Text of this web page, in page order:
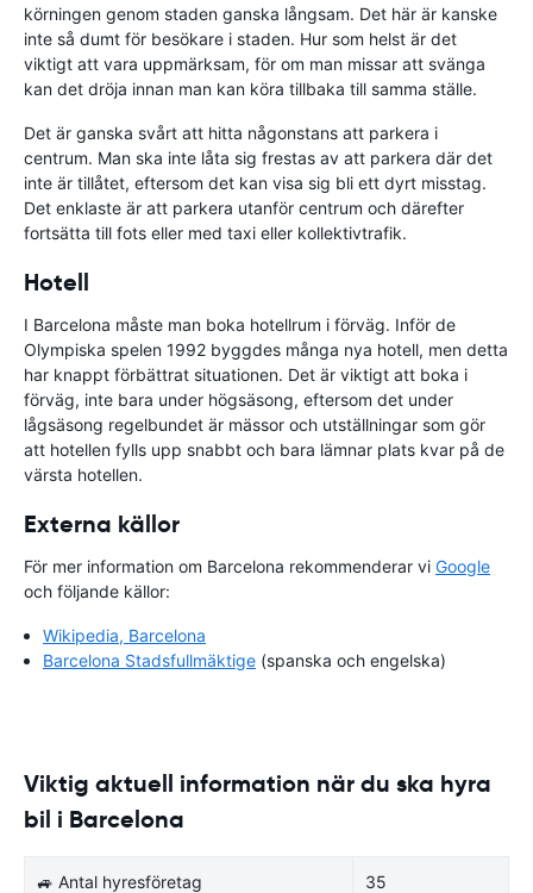
körningen genom staden ganska långsam. Det här är kanske
inte så dumt för besökare i staden. Hur som helst är det
viktigt att vara uppmärksam, för om man missar att svänga
kan det dröja innan man kan köra tillbaka till samma ställe.
Det är ganska svårt att hitta någonstans att parkera i
centrum. Man ska inte låta sig frestas av att parkera där det
inte är tillåtet, eftersom det kan visa sig bli ett dyrt misstag.
Det enklaste är att parkera utanför centrum och därefter
fortsätta till fots eller med taxi eller kollektivtrafik.
Hotell
I Barcelona måste man boka hotellrum i förväg. Inför de
Olympiska spelen 1992 byggdes många nya hotell, men detta
har knappt förbättrat situationen. Det är viktigt att boka i
förväg, inte bara under högsäsong, eftersom det under
lågsäsong regelbundet är mässor och utställningar som gör
att hotellen fylls upp snabbt och bara lämnar plats kvar på de
värsta hotellen.
Externa källor
För mer information om Barcelona rekommenderar vi Google
och följande källor:
Wikipedia, Barcelona
Barcelona Stadsfullmäktige (spanska och engelska)
Viktig aktuell information när du ska hyra
bil i Barcelona
🚙 Antal hyresföretag 35